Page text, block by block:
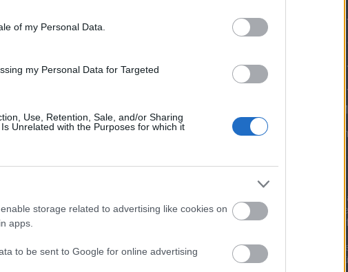
of my Personal Data.
my Personal Data for Targeted
Use, Retention, Sale, and/or Sharing
Unrelated with the Purposes for which it
storage related to advertising like cookies on
apps.
to be sent to Google for online advertising
Címkék
dédi receptjei
fagyi házilag
halétel halétel recept
halolaj
házifagyi
háztartási